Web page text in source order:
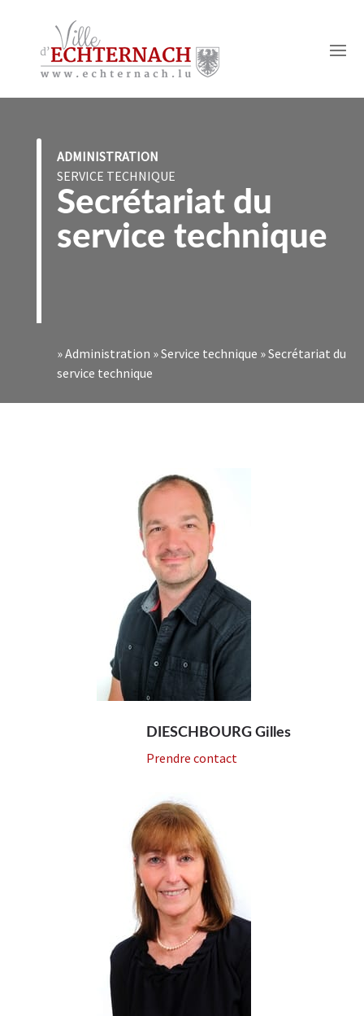
ADMINISTRATION
SERVICE TECHNIQUE
Secrétariat du
service technique
»Administration »Service technique »Secrétariat du
service technique
DIESCHBOURG Gilles
Prendre contact